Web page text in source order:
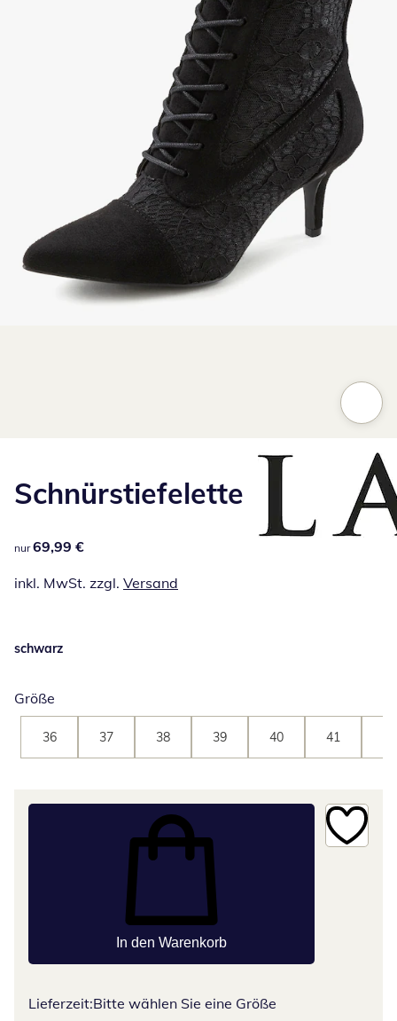
Schnürstiefelette
69,99 €
nur 69,99 €
inkl. MwSt. zzgl. Versand
schwarz
Größe
36 37 38 39 40 41
In den Warenkorb
Lieferzeit:Bitte wählen Sie eine Größe